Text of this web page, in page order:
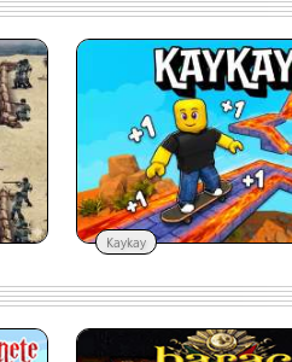
Kaykay